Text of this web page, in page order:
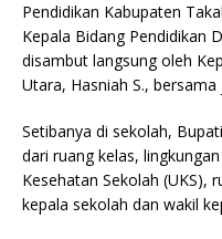
Pendidikan Kabupaten
Kepala Bidang Pendidikan
disambut langsung oleh
Utara, Hasniah S.,
Setibanya di sekolah,
dari ruang kelas,
Kesehatan Sekolah (UKS),
kepala sekolah dan wakil